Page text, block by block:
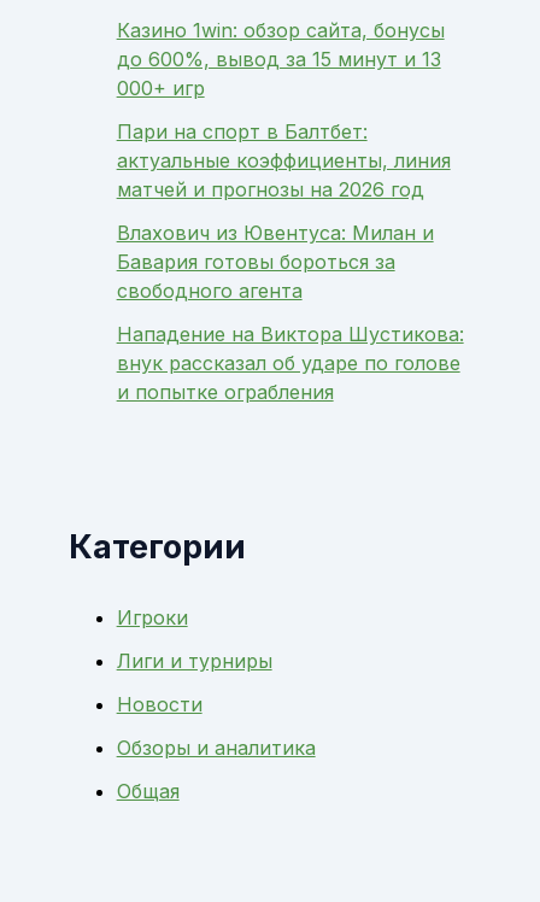
Казино 1win: обзор сайта, бонусы
до 600%, вывод за 15 минут и 13
000+ игр
Пари на спорт в Балтбет:
актуальные коэффициенты, линия
матчей и прогнозы на 2026 год
Влахович из Ювентуса: Милан и
Бавария готовы бороться за
свободного агента
Нападение на Виктора Шустикова:
внук рассказал об ударе по голове
и попытке ограбления
Категории
Игроки
Лиги и турниры
Новости
Обзоры и аналитика
Общая